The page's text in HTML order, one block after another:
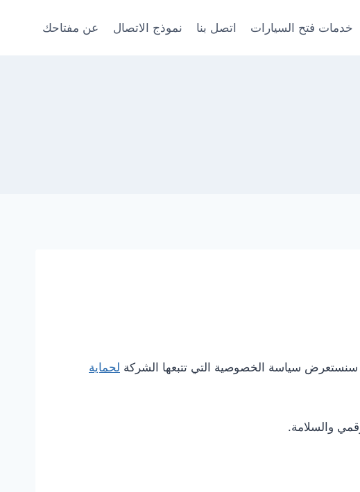
خدمات فتح السيارات اتصل بنا نموذج الاتصال عن مفتاحك
لحماية
والسلامة.